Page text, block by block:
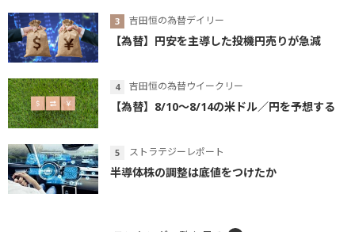
吉田恒の為替デイリー
【為替】円安を主導した投機円売りが急減
吉田恒の為替ウイークリー
【為替】8/10～8/14の米ドル／円を予想する
ストラテジーレポート
半導体株の調整は底値をつけたか